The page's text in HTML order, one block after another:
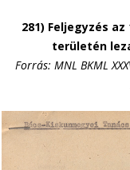
281) Feljegyzés
területén
Forrás: MNL BKML